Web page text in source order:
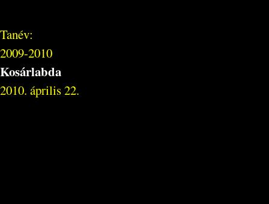
Tanév:
2009-2010
Kosárlabda
2010. április 22.